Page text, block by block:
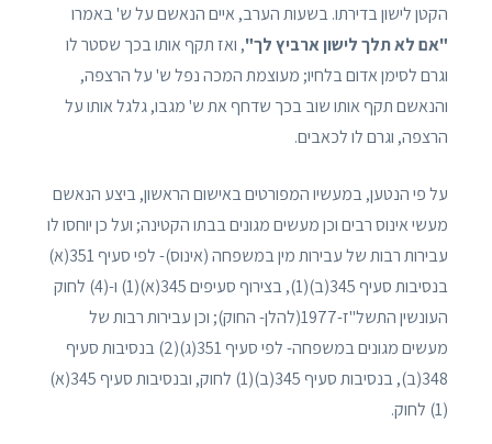
הקטן לישון בדירתו. בשעות הערב, איים הנאשם על ש' באמרו
"אם לא תלך לישון ארביץ לך", ואז תקף אותו בכך שסטר לו
וגרם לסימן אדום בלחיו; מעוצמת המכה נפל ש' על הרצפה,
והנאשם תקף אותו שוב בכך שדחף את ש' מגבו, גלגל אותו על
הרצפה, וגרם לו לכאבים.
על פי הנטען, במעשיו המפורטים באישום הראשון, ביצע הנאשם
מעשי אינוס רבים וכן מעשים מגונים בבתו הקטינה; ועל כן יוחסו לו
עבירות רבות של עבירות מין במשפחה (אינוס)- לפי סעיף 351(א)
בנסיבות סעיף 345(ב)(1), בצירוף סעיפים 345(א)(1) ו-(4) לחוק
העונשין התשל"ז-1977(להלן- החוק); וכן עבירות רבות של
מעשים מגונים במשפחה- לפי סעיף 351(ג)(2) בנסיבות סעיף
348(ב), בנסיבות סעיף 345(ב)(1) לחוק, ובנסיבות סעיף 345(א)
(1) לחוק.